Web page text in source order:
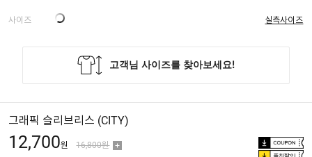
사이즈 실측사이즈
그래픽 슬리브리스 (CITY)
12,700원 16,800원